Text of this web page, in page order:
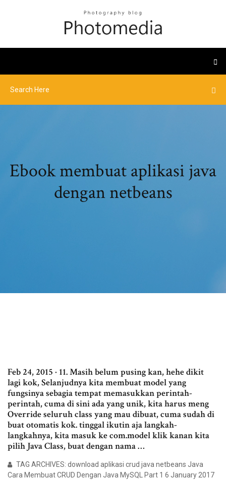
Ebook membuat aplikasi java
dengan netbeans
Feb 24, 2015 · 11. Masih belum pusing kan, hehe dikit
lagi kok, Selanjudnya kita membuat model yang
fungsinya sebagia tempat memasukkan perintah-
perintah, cuma di sini ada yang unik, kita harus meng
Override seluruh class yang mau dibuat, cuma sudah di
buat otomatis kok. tinggal ikutin aja langkah-
langkahnya, kita masuk ke com.model klik kanan kita
pilih Java Class, buat dengan nama …
TAG ARCHIVES: download aplikasi crud java netbeans Java
Cara Membuat CRUD Dengan Java MySQL Part 1 6 January 2017